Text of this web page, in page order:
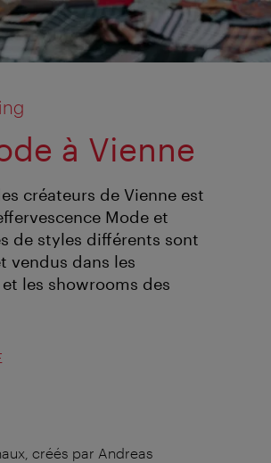
à Vienne
créateurs de Vienne est
Mode et
de styles différents sont
vendus dans les
les showrooms des
créés par Andreas